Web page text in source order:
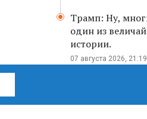
Трамп: Ну,
один из
истории.
07 августа 2026, 21:19